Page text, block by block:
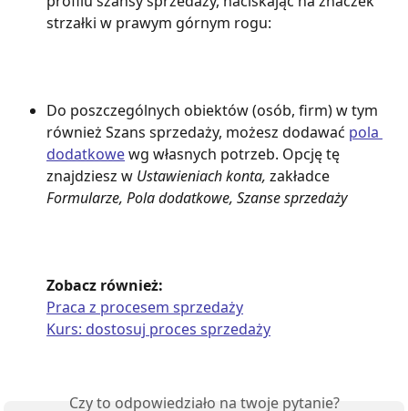
strzałki w prawym górnym rogu:
Do poszczególnych obiektów (osób, firm) w tym
również Szans sprzedaży, możesz dodawać pola
dodatkowe wg własnych potrzeb. Opcję tę
znajdziesz w Ustawieniach konta, zakładce
Formularze, Pola dodatkowe, Szanse sprzedaży
Zobacz również:
Praca z procesem sprzedaży
Kurs: dostosuj proces sprzedaży
Czy to odpowiedziało na twoje pytanie?